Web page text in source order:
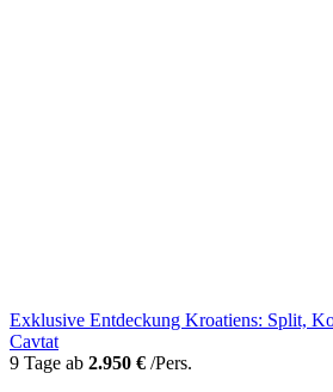
Exklusive Entdeckung Kroatiens: Split,
Cavtat
9 Tage ab 2.950 € /Pers.